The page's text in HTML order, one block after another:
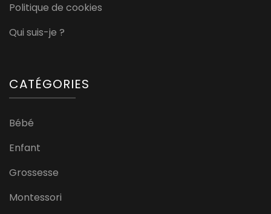
Politique de cookies
Qui suis-je ?
CATÉGORIES
Bébé
Enfant
Grossesse
Montessori